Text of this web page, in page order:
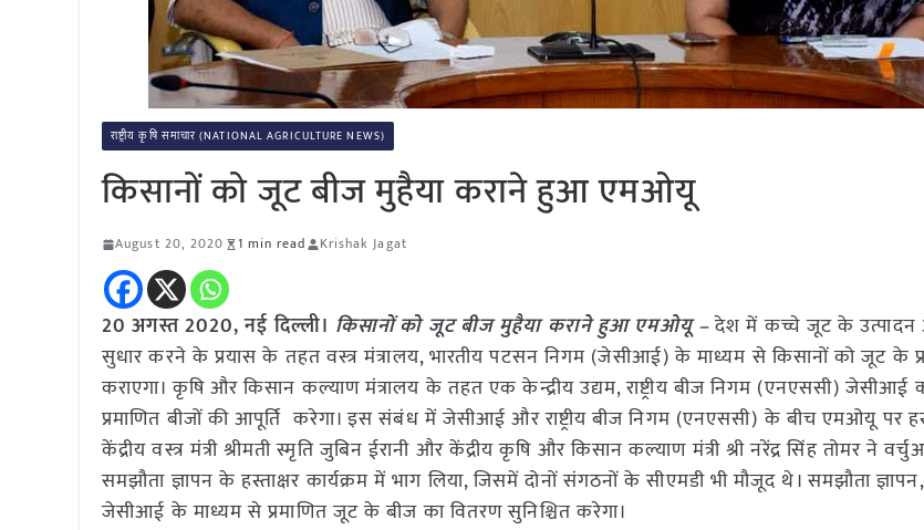
राष्ट्रीय कृषि समाचार (NATIONAL AGRICULTURE NEWS)
किसानों को जूट बीज मुहैया कराने हुआ एमओयू
August 20, 2020 1 min read Krishak Jagat
20 अगस्त 2020, नई दिल्ली। किसानों को जूट बीज मुहैया कराने हुआ एमओयू –देश में कच्चे जूट के उत्पादन
सुधार करने के प्रयास के तहत वस्त्र मंत्रालय, भारतीय पटसन निगम (जेसीआई) के माध्यम से किसानों को जूट के
कराएगा। कृषि और किसान कल्याण मंत्रालय के तहत एक केन्द्रीय उद्यम, राष्ट्रीय बीज निगम (एनएससी) जेसीआई
प्रमाणित बीजों की आपूर्ति करेगा। इस संबंध में जेसीआई और राष्ट्रीय बीज निगम (एनएससी) के बीच एमओयू पर
केंद्रीय वस्त्र मंत्री श्रीमती स्मृति जुबिन ईरानी और केंद्रीय कृषि और किसान कल्याण मंत्री श्री नरेंद्र सिंह तोमर ने
समझौता ज्ञापन के हस्ताक्षर कार्यक्रम में भाग लिया, जिसमें दोनों संगठनों के सीएमडी भी मौजूद थे। समझौता
जेसीआई के माध्यम से प्रमाणित जूट के बीज का वितरण सुनिश्चित करेगा।